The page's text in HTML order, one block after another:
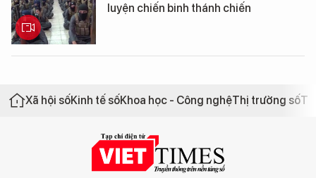
luyện chiến binh thánh chiến
Xã hội sốKinh tế sốKhoa học - Công nghệThị trường số